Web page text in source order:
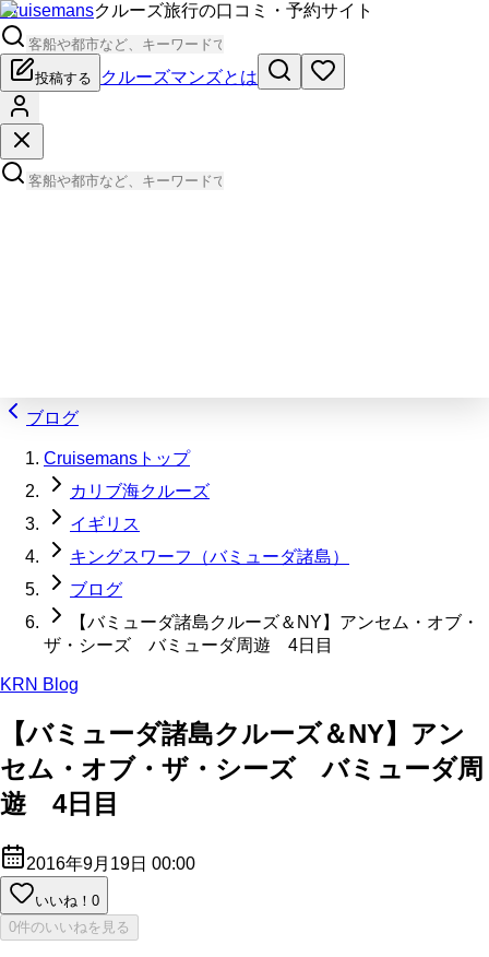
Cruisemansクルーズ旅行の口コミ・予約サイト
投稿する クルーズマンズとは
ブログ
Cruisemansトップ
カリブ海クルーズ
イギリス
キングスワーフ（バミューダ諸島）
ブログ
【バミューダ諸島クルーズ＆NY】アンセム・オブ・
ザ・シーズ バミューダ周遊 4日目
KRN Blog
【バミューダ諸島クルーズ＆NY】アン
セム・オブ・ザ・シーズ バミューダ周
遊 4日目
2016年9月19日 00:00
いいね！ 0
0件のいいねを見る